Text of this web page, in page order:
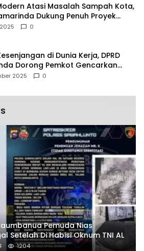
Atasi Masalah Sampah Kota,
Dukung Penuh Proyek
0
di Dunia Kerja, DPRD
Dorong Pemkot Gencarkan
Perempuan
2025 0
Pemuda Nias
Setelah Di Habisi Oknum TNI AL
1204